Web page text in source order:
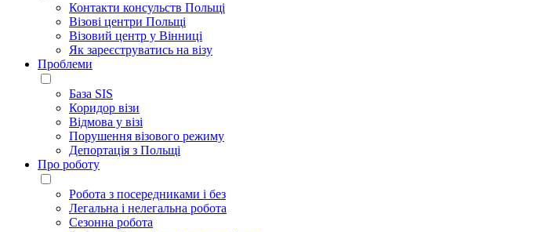
Контакти консульств Польщі
Візові центри Польщі
Візовий центр у Вінниці
Як зареєструватись на візу
Проблеми
База SIS
Коридор візи
Відмова у візі
Порушення візового режиму
Депортація з Польщі
Про роботу
Робота з посередниками і без
Легальна і нелегальна робота
Сезонна робота